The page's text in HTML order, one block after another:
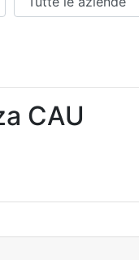
CAU